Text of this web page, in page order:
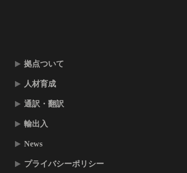
拠点ついて
人材育成
通訳・翻訳
輸出入
News
プライバシーポリシー